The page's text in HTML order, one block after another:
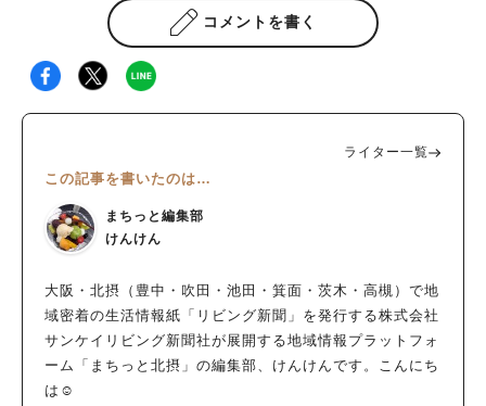
コメントを書く
ライター一覧
この記事を書いたのは…
まちっと編集部
けんけん
大阪・北摂（豊中・吹田・池田・箕面・茨木・高槻）で地
域密着の生活情報紙「リビング新聞」を発行する株式会社
サンケイリビング新聞社が展開する地域情報プラットフォ
ーム「まちっと北摂」の編集部、けんけんです。こんにち
は☺